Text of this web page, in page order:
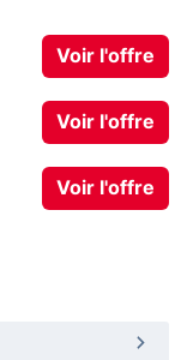
Voir l'offre
Voir l'offre
Voir l'offre